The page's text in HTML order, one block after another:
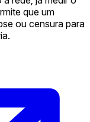
que um
ou censura para